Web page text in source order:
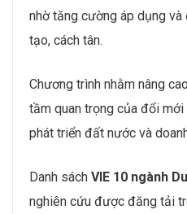
nhờ tăng cường áp dụng
tạo, cách tân.
Chương trình nhằm nâng
tầm quan trọng của đổi
phát triển đất nước và
Danh sách VIE 10 ngành
nghiên cứu được đăng tải